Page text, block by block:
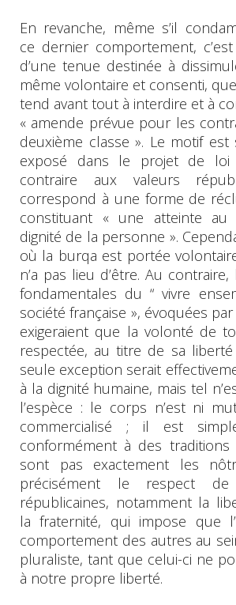
En revanche, même s’il
ce dernier comportement,
d’une tenue destinée à
même volontaire et consenti,
tend avant tout à interdire et à
« amende prévue pour les
deuxième classe ». Le motif
exposé dans le projet de
contraire aux valeurs
correspond à une forme de
constituant « une atteinte
dignité de la personne ».
où la burqa est portée
n’a pas lieu d’être. Au
fondamentales du “ vivre
société française », évoquées
exigeraient que la volonté de
respectée, au titre de sa liberté
seule exception serait
à la dignité humaine, mais tel
l’espèce : le corps n’est ni
commercialisé ; il est
conformément à des
sont pas exactement les
précisément le respect
républicaines, notamment la
la fraternité, qui impose que
comportement des autres au
pluraliste, tant que celui-ci ne
à notre propre liberté.